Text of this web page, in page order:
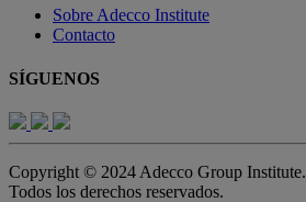
Sobre Adecco Institute
Contacto
SÍGUENOS
Copyright © 2024 Adecco Group Institute.
Todos los derechos reservados.